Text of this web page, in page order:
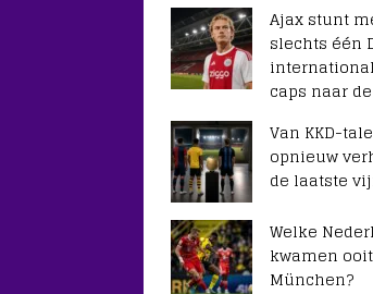
Ajax stunt
slechts één
caps naar
Van KKD-
opnieuw
de laatste
Welke
kwamen
München?